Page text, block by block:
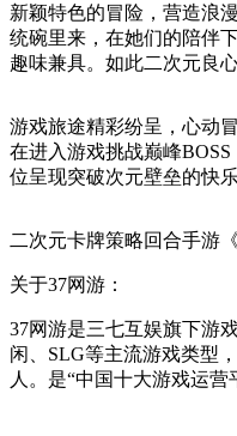
新颖特色的冒险，营造浪
统碗里来，在她们的陪伴
趣味兼具。如此二次元良
游戏旅途精彩纷呈，心动
在进入游戏挑战巅峰
位呈现突破次元壁垒的快乐
二次元卡牌策略回合手游
关于37网游：
37网游是三七互娱旗下游
闲、SLG等主流游戏类型
人。是“中国十大游戏运